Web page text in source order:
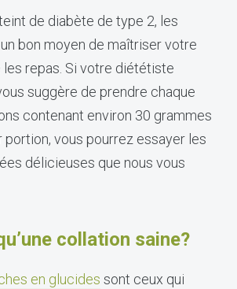
de diabète de type 2, les
bon moyen de maîtriser votre
repas. Si votre diététiste
suggère de prendre chaque
contenant environ 30 grammes
portion, vous pourrez essayer les
délicieuses que nous vous
collation saine?
en glucides sont ceux qui